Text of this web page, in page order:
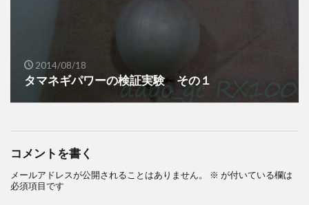
2014/08/18
タマネギパワーの検証実験 その１
コメントを書く
メールアドレスが公開されることはありません。 ※ が付いている欄は
必須項目です